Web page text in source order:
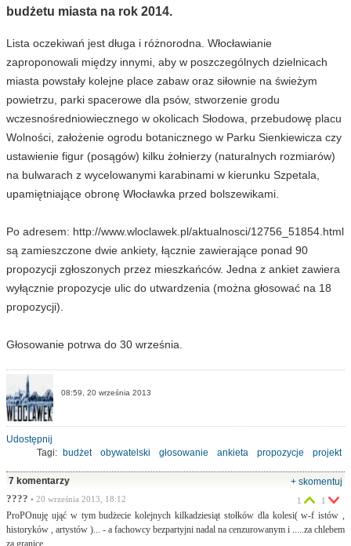
budżetu miasta na rok 2014.
Lista oczekiwań jest długa i różnorodna. Włocławianie
zaproponowali między innymi, aby w poszczególnych dzielnicach
miasta powstały kolejne place zabaw oraz siłownie na świeżym
powietrzu, parki spacerowe dla psów, stworzenie grodu
wczesnośredniowiecznego w okolicach Słodowa, przebudowę placu
Wolności, założenie ogrodu botanicznego w Parku Sienkiewicza czy
ustawienie figur (posągów) kilku żołnierzy (naturalnych rozmiarów)
na bulwarach z wycelowanymi karabinami w kierunku Szpetala,
upamiętniające obronę Włocławka przed bolszewikami.
Po adresem: http://www.wloclawek.pl/aktualnosci/12756_51854.html
są zamieszczone dwie ankiety, łącznie zawierające ponad 90
propozycji zgłoszonych przez mieszkańców. Jedna z ankiet zawiera
wyłącznie propozycje ulic do utwardzenia (można głosować na 18
propozycji).
Głosowanie potrwa do 30 września.
08:59, 20 września 2013
Udostępnij
Tagi: budżet obywatelski głosowanie ankieta propozycje projekt
7 komentarzy
+ skomentuj
???? • 20 września 2013, 18:12
ProPOnuję ująć w tym budżecie kolejnych kilkadziesiąt stołków dla kolesi( w-f istów ,
historyków , artystów )... - a fachowcy bezpartyjni nadal na cenzurowanym i .....za chlebem
za granicę ...
1 1